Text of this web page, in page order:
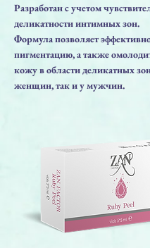
Разработан с учетом
деликатности интимных зон.
Формула позволяет
пигментацию, а также
кожу в области деликатных
женщин, так и у мужчин.